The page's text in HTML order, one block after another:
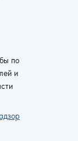
по
и